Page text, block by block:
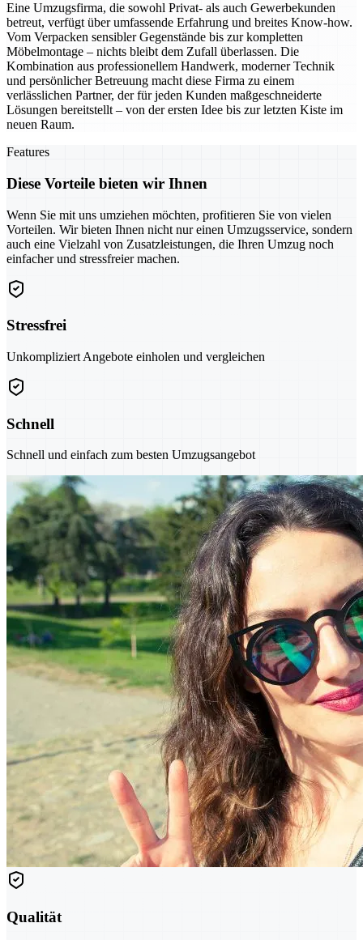
Eine Umzugsfirma, die sowohl Privat- als auch Gewerbekunden
betreut, verfügt über umfassende Erfahrung und breites Know-how.
Vom Verpacken sensibler Gegenstände bis zur kompletten
Möbelmontage – nichts bleibt dem Zufall überlassen. Die
Kombination aus professionellem Handwerk, moderner Technik
und persönlicher Betreuung macht diese Firma zu einem
verlässlichen Partner, der für jeden Kunden maßgeschneiderte
Lösungen bereitstellt – von der ersten Idee bis zur letzten Kiste im
neuen Raum.
Features
Diese Vorteile bieten wir Ihnen
Wenn Sie mit uns umziehen möchten, profitieren Sie von vielen
Vorteilen. Wir bieten Ihnen nicht nur einen Umzugsservice, sondern
auch eine Vielzahl von Zusatzleistungen, die Ihren Umzug noch
einfacher und stressfreier machen.
Stressfrei
Unkompliziert Angebote einholen und vergleichen
Schnell
Schnell und einfach zum besten Umzugsangebot
Qualität